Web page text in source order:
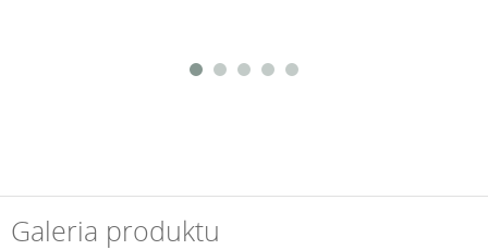
Galeria produktu